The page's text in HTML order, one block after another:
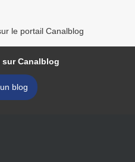
le portail Canalblog
Canalblog
blog